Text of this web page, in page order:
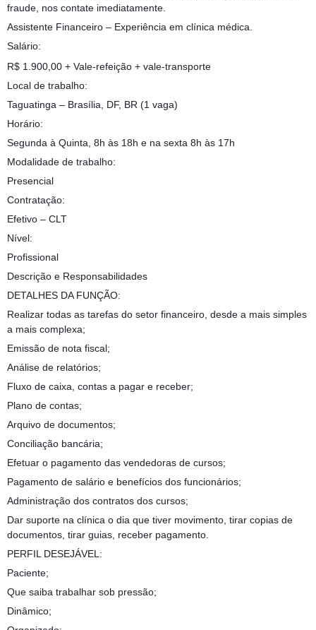
fraude, nos contate imediatamente.
Assistente Financeiro – Experiência em clínica médica.
Salário:
R$ 1.900,00 + Vale-refeição + vale-transporte
Local de trabalho:
Taguatinga – Brasília, DF, BR (1 vaga)
Horário:
Segunda à Quinta, 8h às 18h e na sexta 8h às 17h
Modalidade de trabalho:
Presencial
Contratação:
Efetivo – CLT
Nível:
Profissional
Descrição e Responsabilidades
DETALHES DA FUNÇÃO:
Realizar todas as tarefas do setor financeiro, desde a mais simples
a mais complexa;
Emissão de nota fiscal;
Análise de relatórios;
Fluxo de caixa, contas a pagar e receber;
Plano de contas;
Arquivo de documentos;
Conciliação bancária;
Efetuar o pagamento das vendedoras de cursos;
Pagamento de salário e benefícios dos funcionários;
Administração dos contratos dos cursos;
Dar suporte na clínica o dia que tiver movimento, tirar copias de
documentos, tirar guias, receber pagamento.
PERFIL DESEJÁVEL:
Paciente;
Que saiba trabalhar sob pressão;
Dinâmico;